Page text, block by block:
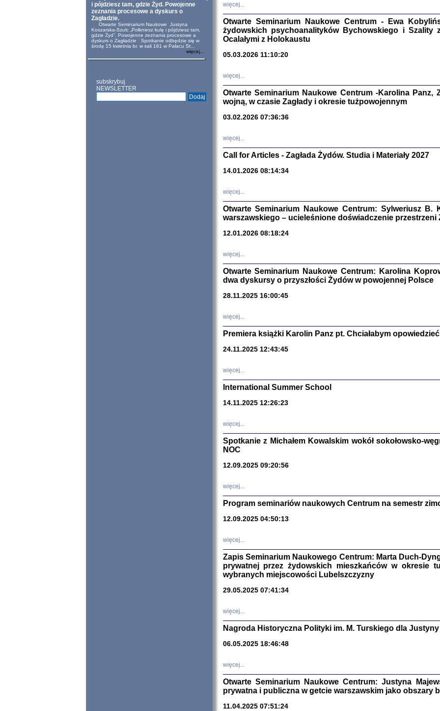
i pójdziesz tam, gdzie Żyd. Powojenne
zeznania procesowe a dyskurs o
Zagładzie.
Otwarte Seminarium Naukowe Justyna
Koszarska-Szulc „Połkniesz kulę i pójdziesz tam,
gdzie Żyd”. Powojenne zeznania procesowe a
dyskurs o Zagładzie Spotkanie odbędzie się w
środę 15 kwietnia br. w sali 161 w Pałacu St...
więcej...
subskrybuj
NEWSLETTER
NIE WIEMY CO
Dziennik
Zagłada
Sewek
'z
CZYTAJĄC
red. i
Stanisław
Warszawa
więcej...
Otwarte Seminarium Naukowe Centrum - Ewa
żydowskich psychoanalityków Bychowskiego i
Ocalałymi z Holokaustu
05.03.2026 11:10:20
więcej...
Otwarte Seminarium Naukowe Centrum -Karolina Panz,
wojną, w czasie Zagłady i okresie tużpowojennym
03.02.2026 07:36:36
więcej...
Call for Articles - Zagłada Żydów. Studia i Materiały 2027
14.01.2026 08:14:34
więcej...
Otwarte Seminarium Naukowe Centrum: Sylweriusz B.
warszawskiego – ucieleśnione doświadczenie przestrzeni
12.01.2026 08:18:24
więcej...
Otwarte Seminarium Naukowe Centrum: Karolina
dwa dyskursy o przyszłości Żydów w powojennej Polsce
28.11.2025 16:00:45
więcej...
Premiera książki Karolin Panz pt. Chciałabym
24.11.2025 12:43:45
więcej...
International Summer School
14.11.2025 12:26:23
więcej...
Spotkanie z Michałem Kowalskim wokół sokołowsko-
NOC
12.09.2025 09:20:56
więcej...
Program seminariów naukowych Centrum na semestr
12.09.2025 04:50:13
więcej...
Zapis Seminarium Naukowego Centrum: Marta Duch-
prywatnej przez żydowskich mieszkańców w okresie
wybranych miejscowości Lubelszczyzny
29.05.2025 07:41:34
więcej...
Nagroda Historyczna Polityki im. M. Turskiego dla
06.05.2025 18:46:48
więcej...
Otwarte Seminarium Naukowe Centrum: Justyna
prywatna i publiczna w getcie warszawskim jako obszary
11.04.2025 07:51:24